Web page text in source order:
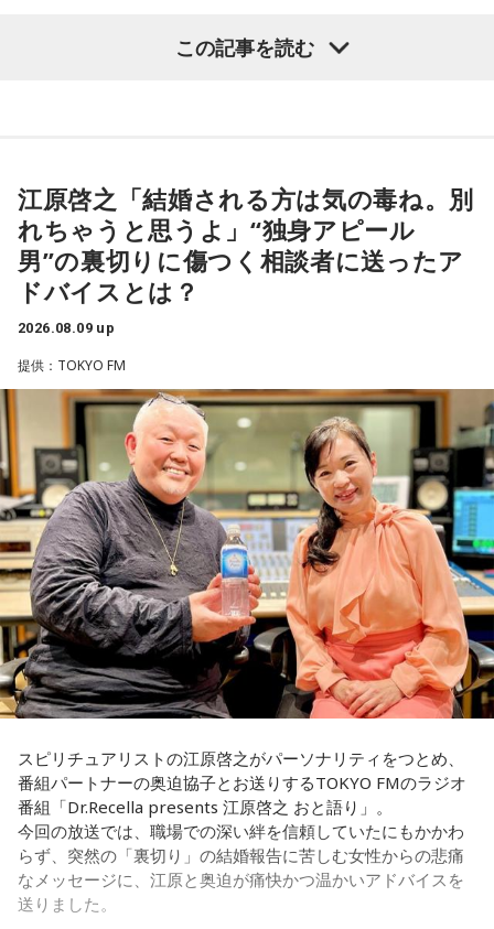
奥迫：良いですね。すっきりします！
奥迫：その時間がもったいないですから。
江原：もったいない！ それで絶対、他でもやってるから。
LINEとかで。チャラチャラした男ですよ、こいつは。だけ
ど、その結婚される方は気の毒ね。別れちゃうと思うよ、20
年も付き合っておいてそんなことしているんだから。いや
パートナーの奥迫協子、パーソナリティの江原啓之
●江原啓之 今夜の格言
「お掃除は、心も清め、パワーも増します」
＜番組概要＞
番組名：Dr.Recella presents 江原啓之 おと語り
放送日時：TOKYO FM／FM 大阪 毎週日曜 22:00～22:25、エ
フエム山陰 毎週土曜 12:30～12:55
出演者：江原啓之、奥迫協子
番組Webサイト：http://www.tfm.co.jp/oto/
また“国家公務員になるのもハードルが高い”といった印象を持
一方、公務員というと比較的文系の仕事が多いものの、国土
交通省など理系の方が活躍できるフィールドも多くありま
す。しかし、国家公務員採用試験では、一部の技術系区分
で、各府省が採用したい理系人材数を十分に確保できておら
ず、それが課題となっているそうです。
ワークを活用した柔軟な勤務が可能になっています。さら
に、男性の育児休業取得率は8割を超え、育児と仕事を両立す
る職員も増加しています。初任給についても民間企業の給与
水準を踏まえて改善されており、大卒で30万円を超えるケー
スもあります。実際、国家公務員の働き方改革に関するアン
ケートでは、職員の約7割が「今の職場は働きやすい」と回答
しており、ライフステージに応じて働き方を選べる環境が整
えられています。
さらに、平野さんは成長できる環境があるのも大きな魅力だ
とし、「研修制度も充実していますし、若いうちからいろい
ろな仕事を経験できるように、キャリア形成のサポートもお
こなっています。例えば、外国の大学院に留学できる制度が
あり、2025年度は140名が新たに海外留学しました。世界の
動きがますます身近になる今、海外で学んだ経験や視野は、
しっかり続けています」と強調します。
◆「国のミライ」を伝える新たな挑戦
続いて、人事院が現在力を入れている公務ブランディング
「府省横断チーム」について伺います。2025年7月に立ち上
がったこの取り組みについて、平野さんは、「各府省の中
私はある男性と4年前に職場で出会いました。男性は私の1つ
上で、高校教師です。とてもひょうきんな方で、話している
と楽しくて、すぐに仲良くなりました。ただ、男女関係はな
く、3年半以上、毎日LINEをしたり、仕事後にご飯に行った
り、海に行ったり、お花見をしたり、蛍を見に行ったりと、
楽しい時間を過ごしていました。
男性との繋がりが日常になっていた今年の3月末に、男性から
朝イチに職場で話を聞くと、彼は20年近く交際している彼女
がいて、入籍すると言われました。突然すぎてビックリし
て、その場はおめでとうございますと伝えましたが、時間が
経つにつれ、喪失感や絶望感、彼からの裏切りのような気持
ちがわきあがり、仕事中に男性を呼び出し、私や彼女に不誠
実ではないかと責めました。今後、プライベートな話はしな
いと告げ、今は仕事上の話しかしておらず、職場の雰囲気は
悪くなり、お互い、居心地が悪くなっています。
私は仕事上でも、プライベートでも、その男性を信頼してい
て、また、日常のLINEでも、男性は独身生活をアピールする
ような内容を送ってきていました。私は隣に大切な彼女がい
ることなんて想像もしていませんでした。私はどうやって前
を向けば良いか、そして、このまま暗い雰囲気のまま仕事を
すべきか、悩んでいます。アドバイスをいただきたいです。
＜江原からの回答＞
――あまりにも身勝手な男性の振る舞いに、番組パートナー
の奥迫は「そういう方と結婚しなくて良かったんじゃないか
なと思いました。お嫁さんの立場になっても相談者さんの立
場になっても、どちらにも不誠実な方です。今後もこういう
この記事を読む
江原啓之「結婚される方は気の毒ね。別
れちゃうと思うよ」“独身アピール
男”の裏切りに傷つく相談者に送ったア
ドバイスとは？
2026.08.09 up
提供：TOKYO FM
スピリチュアリストの江原啓之がパーソナリティをつとめ、
番組パートナーの奥迫協子とお送りするTOKYO FMのラジオ
番組「Dr.Recella presents 江原啓之 おと語り」。
今回の放送では、職場での深い絆を信頼していたにもかかわ
らず、突然の「裏切り」の結婚報告に苦しむ女性からの悲痛
なメッセージに、江原と奥迫が痛快かつ温かいアドバイスを
送りました。